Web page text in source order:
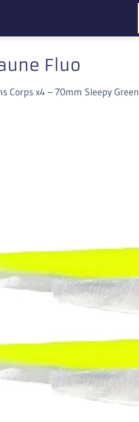
Fluo
Corps x4 – 70mm Sleepy Green